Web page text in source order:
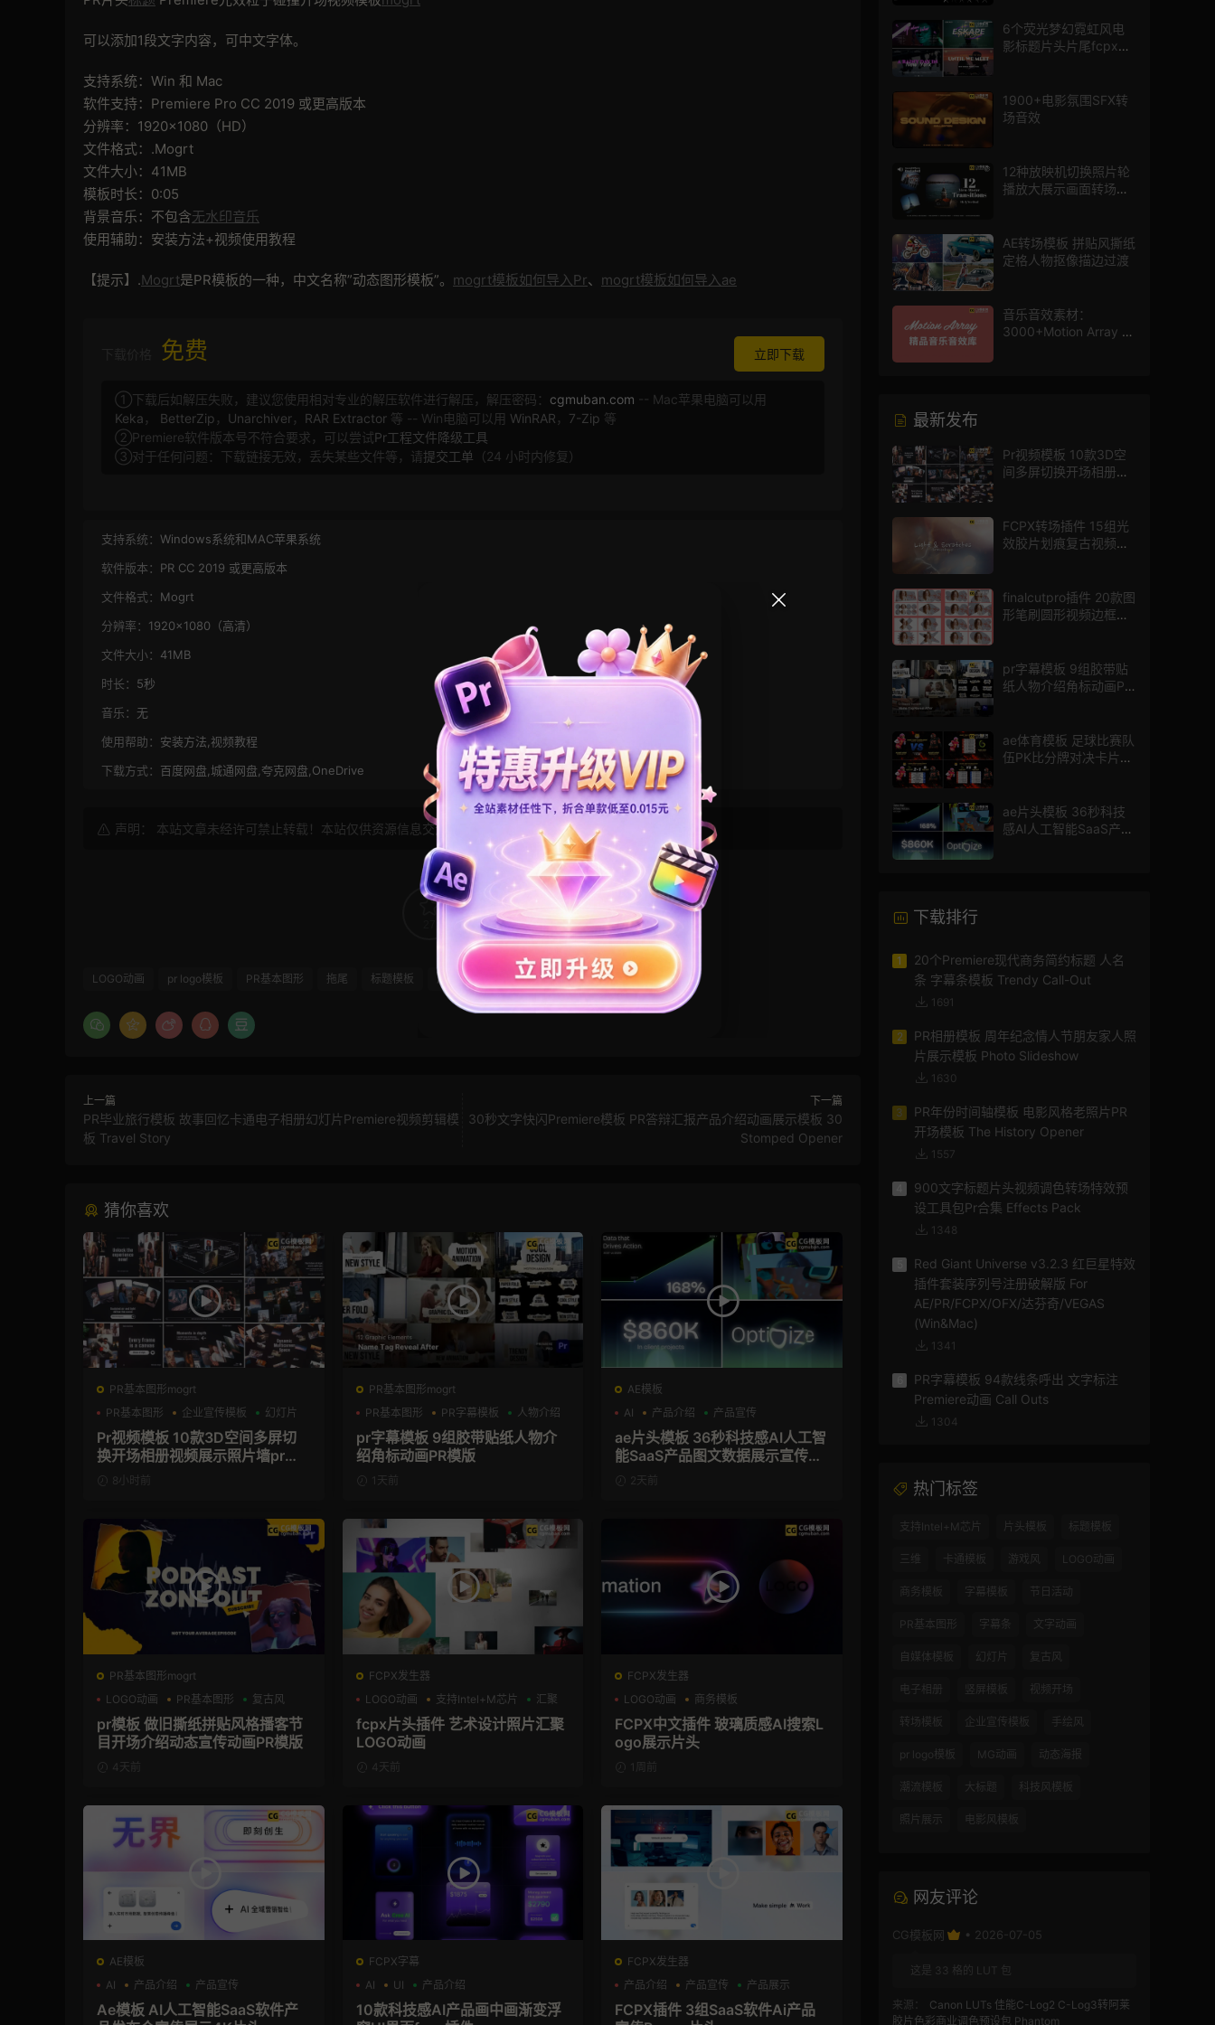
可以添加1段文字内容，可中文字体。
支持系统：Win 和 Mac
软件支持：Premiere Pro CC 2019 或更高版本
分辨率：1920×1080（HD）
文件格式：.Mogrt
文件大小：41MB
模板时长：0:05
背景音乐：不包含无水印音乐
使用辅助：安装方法+视频使用教程
【提示】.Mogrt是PR模板的一种，中文名称”动态图形模板”。 mogrt模板如何导入Pr、 mogrt模板如何导入ae
免费 立即下载
①下载后如解压失败，建议您使用相对专业的解压软件进行解压，解压密码： cgmuban.com -- Mac苹果电脑可以用
Keka ， BetterZip ， Unarchiver， RAR Extractor 等 -- Win电脑可以用 WinRAR ， 7-Zip 等
②Premiere软件版本号不符合要求，可以尝试Pr工程文件降级工具
③对于任何问题：下载链接无效，丢失某些文件等，请提交工单 （24 小时内修复）
支持系统： Windows系统和MAC苹果系统
软件版本： PR CC 2019 或更高版本
文件格式： Mogrt
分辨率： 1920×1080（高清）
文件大小： 41MB
时长： 5秒
音乐： 无
使用帮助： 安装方法,视频教程
下载方式： 百度网盘,城通网盘,夸克网盘,OneDrive
声明： 本站文章未经许可禁止转载！本站仅供资源信息交流学习， 版权说明点此了解 ！
0
LOGO动画 pr logo模板 PR基本图形 拖尾 标题模板 片头模板 科技风模板 粒子特效
上一篇
PR毕业旅行模板 故事回忆卡通电子相册幻灯片Premiere视频剪辑模
板 Travel Story
下一篇
30秒文字快闪Premiere模板 PR答辩汇报产品介绍动画展示模板 30
Stomped Opener
猜你喜欢
PR基本图形mogrt
PR基本图形
企业宣传模板 幻灯片
Pr视频模板 10款3D空间多屏切
换开场相册视频展示照片墙pr模
8小时前
PR基本图形mogrt
PR基本图形
PR字幕模板 人物介绍
pr字幕模板 9组胶带贴纸人物介
绍角标动画PR模版
1天前
AE模板
AI
产品介绍 产品宣传
ae片头模板 36秒科技感AI人工智
能SaaS产品图文数据展示宣传视
频AE模板
2天前
PR基本图形mogrt
LOGO动画
PR基本图形 复古风
pr模板 做旧撕纸拼贴风格播客节
目开场介绍动态宣传动画PR模版
4天前
FCPX发生器
LOGO动画
支持Intel+M芯片 汇聚
fcpx片头插件 艺术设计照片汇聚
LOGO动画
4天前
FCPX发生器
LOGO动画
商务模板
支持Intel+M芯片
FCPX中文插件 玻璃质感AI搜索L
ogo展示片头
1周前
AE模板
AI
产品介绍 产品宣传
Ae模板 AI人工智能SaaS软件产
FCPX字幕
AI
UI 产品介绍
10款科技感AI产品画中画渐变浮
FCPX发生器
产品介绍
产品宣传 产品展示
FCPX插件 3组SaaS软件Ai产品
6个荧光梦幻霓虹风电
影标题片头片尾fcpx插
1900+电影氛围SFX转
场音效
12种放映机切换照片轮
播放大展示画面转场动
AE转场模板 拼贴风撕纸
定格人物抠像描边过渡
音乐音效素材：
3000+Motion Array 影
最新发布
Pr视频模板 10款3D空
间多屏切换开场相册视
FCPX转场插件 15组光
效胶片划痕复古视频过
finalcutpro插件 20款图
形笔刷圆形视频边框遮
pr字幕模板 9组胶带贴
纸人物介绍角标动画PR
ae体育模板 足球比赛队
伍PK比分牌对决卡片球
ae片头模板 36秒科技
感AI人工智能SaaS产品
下载排行
1
20个Premiere现代商务简约标题 人名
条 字幕条模板 Trendy Call-Out
1691
2
PR相册模板 周年纪念情人节朋友家人照
片展示模板 Photo Slideshow
1630
3
PR年份时间轴模板 电影风格老照片PR
开场模板 The History Opener
1557
900文字标题片头视频调色转场特效预
设工具包Pr合集 Effects Pack
1348
Red Giant Universe v3.2.3 红巨星特效
插件套装序列号注册破解版 For
AE/PR/FCPX/OFX/达芬奇/VEGAS
(Win&Mac)
1341
PR字幕模板 94款线条呼出 文字标注
Premiere动画 Call Outs
1304
热门标签
支持Intel+M芯片 片头模板 标题模板
三维 卡通模板 游戏风 LOGO动画
商务模板 字幕模板 节日活动
PR基本图形 字幕条 文字动画
自媒体模板 幻灯片 复古风
电子相册 竖屏模板 视频开场
转场模板 企业宣传模板 手绘风
pr logo模板 MG动画 动态海报
潮流模板 大标题 科技风模板
照片展示 电影风模板
网友评论
CG模板网 • 2026-07-05
这是 33 格的 LUT 包
来源：
Canon LUTs 佳能C-Log2 C-Log3转阿莱
胶片色彩商业调色预设包 Phantom